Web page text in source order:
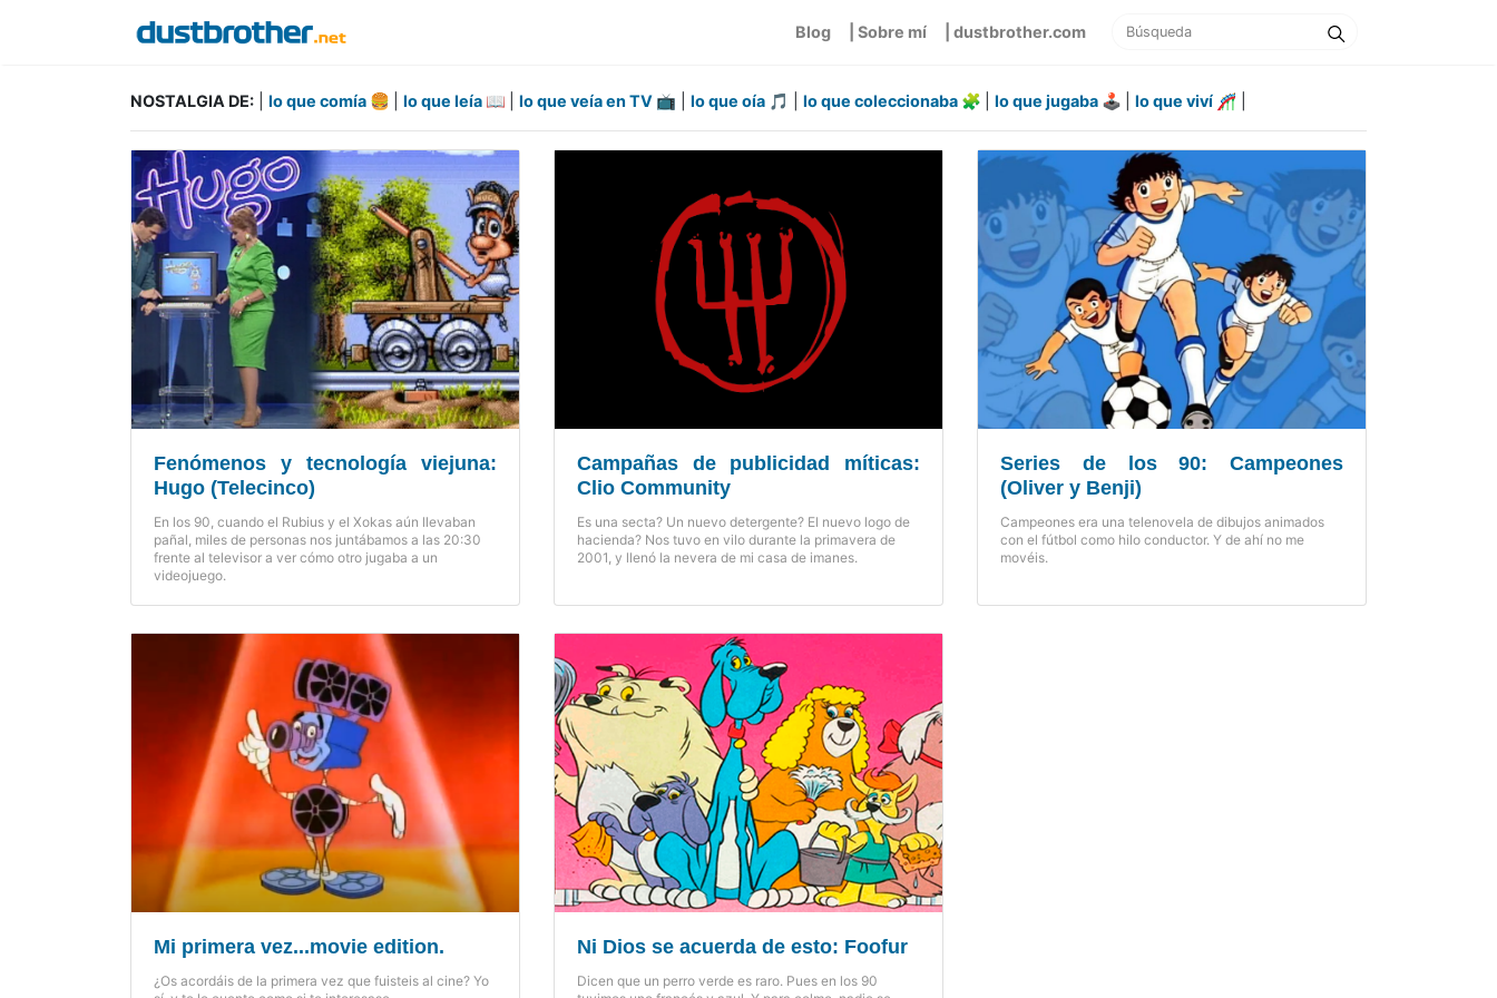
Blog | Sobre mí | dustbrother.com
NOSTALGIA DE: lo que comía 🍔 lo que leía 📖 lo que veía en TV 📺 lo que oía 🎵 lo que coleccionaba 🧩 lo que jugaba 🕹 lo que viví 🎢
Fenómenos y tecnología viejuna:
Hugo (Telecinco)
En los 90, cuando el Rubius y el Xokas aún llevaban
pañal, miles de personas nos juntábamos a las 20:30
frente al televisor a ver cómo otro jugaba a un
videojuego.
Campañas de publicidad míticas:
Clio Community
Es una secta? Un nuevo detergente? El nuevo logo de
hacienda? Nos tuvo en vilo durante la primavera de
2001, y llenó la nevera de mi casa de imanes.
Series de los 90: Campeones
(Oliver y Benji)
Campeones era una telenovela de dibujos animados
con el fútbol como hilo conductor. Y de ahí no me
movéis.
Mi primera vez...movie edition.
¿Os acordáis de la primera vez que fuisteis al cine? Yo
Ni Dios se acuerda de esto: Foofur
Dicen que un perro verde es raro. Pues en los 90